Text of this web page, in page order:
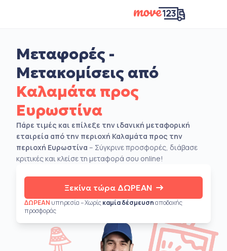
Μεταφορές -
Μετακομίσεις από
Καλαμάτα προς
Ευρωστίνα
Πάρε τιμές και επίλεξε την ιδανική μεταφορική
εταιρεία από την περιοχή Καλαμάτα προς την
περιοχή Ευρωστίνα – Σύγκρινε προσφορές, διάβασε
κριτικές και κλείσε τη μεταφορά σου online!
Ξεκίνα τώρα ΔΩΡΕΑΝ
ΔΩΡΕΑΝ υπηρεσία – Χωρίςκαμία δέσμευσηαποδοχής
προσφοράς